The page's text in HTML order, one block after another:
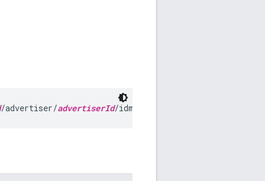
/advertiser/advertiserId/idmapping